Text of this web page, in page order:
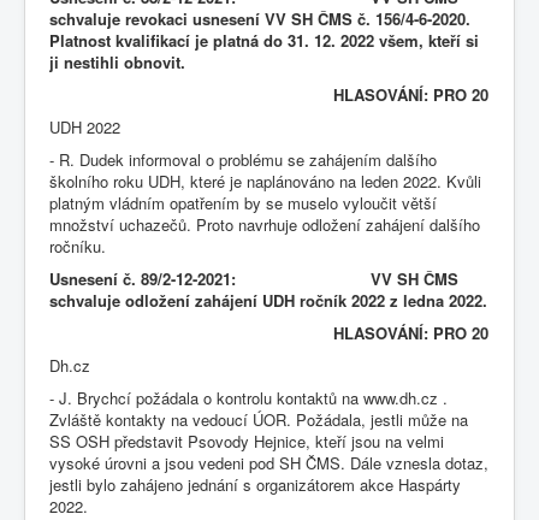
schvaluje revokaci usnesení VV SH ČMS č. 156/4-6-2020.
Platnost kvalifikací je platná do 31. 12. 2022 všem, kteří si
ji nestihli obnovit.
HLASOVÁNÍ: PRO 20
UDH 2022
- R. Dudek informoval o problému se zahájením dalšího
školního roku UDH, které je naplánováno na leden 2022. Kvůli
platným vládním opatřením by se muselo vyloučit větší
množství uchazečů. Proto navrhuje odložení zahájení dalšího
ročníku.
Usnesení č. 89/2-12-2021: VV SH ČMS
schvaluje odložení zahájení UDH ročník 2022 z ledna 2022.
HLASOVÁNÍ: PRO 20
Dh.cz
- J. Brychcí požádala o kontrolu kontaktů na www.dh.cz .
Zvláště kontakty na vedoucí ÚOR. Požádala, jestli může na
SS OSH představit Psovody Hejnice, kteří jsou na velmi
vysoké úrovni a jsou vedeni pod SH ČMS. Dále vznesla dotaz,
jestli bylo zahájeno jednání s organizátorem akce Haspárty
2022.